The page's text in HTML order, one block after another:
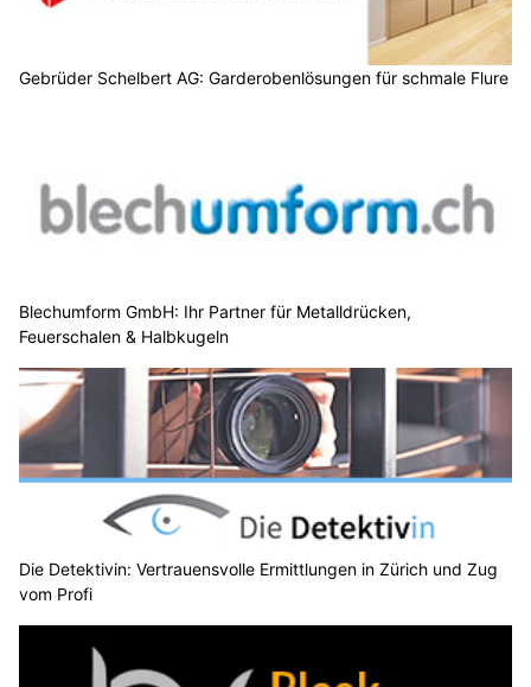
Gebrüder Schelbert AG: Garderobenlösungen für schmale Flure
Blechumform GmbH: Ihr Partner für Metalldrücken,
Feuerschalen & Halbkugeln
Die Detektivin: Vertrauensvolle Ermittlungen in Zürich und Zug
vom Profi